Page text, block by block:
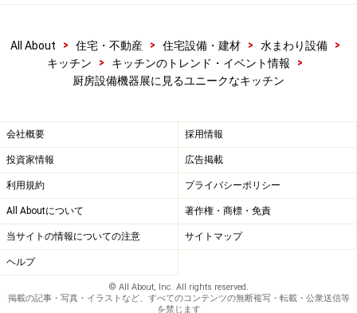
All About > 住宅・不動産 > 住宅設備・建材 > 水まわり設備
>
キッチン
> キッチンのトレンド・イベント情報
>
厨房設備機器展に見るユニークなキッチン
会社概要 採用情報
投資家情報 広告掲載
利用規約 プライバシーポリシー
All Aboutについて 著作権・商標・免責
当サイトの情報についての注意 サイトマップ
ヘルプ
© All About, Inc. All rights reserved.
掲載の記事・写真・イラストなど、すべてのコンテンツの無断複写・転載・公衆送信等
を禁じます